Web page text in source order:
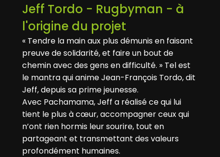
Jeff Tordo - Rugbyman - à
l'origine du projet
« Tendre la main aux plus démunis en faisant
preuve de solidarité, et faire un bout de
chemin avec des gens en difficulté. » Tel est
le mantra qui anime Jean-François Tordo, dit
Jeff, depuis sa prime jeunesse.
Avec Pachamama, Jeff a réalisé ce qui lui
tient le plus à cœur, accompagner ceux qui
n’ont rien hormis leur sourire, tout en
partageant et transmettant des valeurs
profondément humaines.